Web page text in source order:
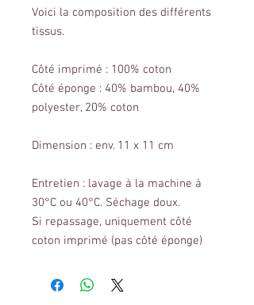
Voici la composition des différents
tissus.
Côté imprimé : 100% coton
Côté éponge : 40% bambou, 40%
polyester, 20% coton
Dimension : env. 11 x 11 cm
Entretien : lavage à la machine à
30°C ou 40°C. Séchage doux.
Si repassage, uniquement côté
coton imprimé (pas côté éponge)